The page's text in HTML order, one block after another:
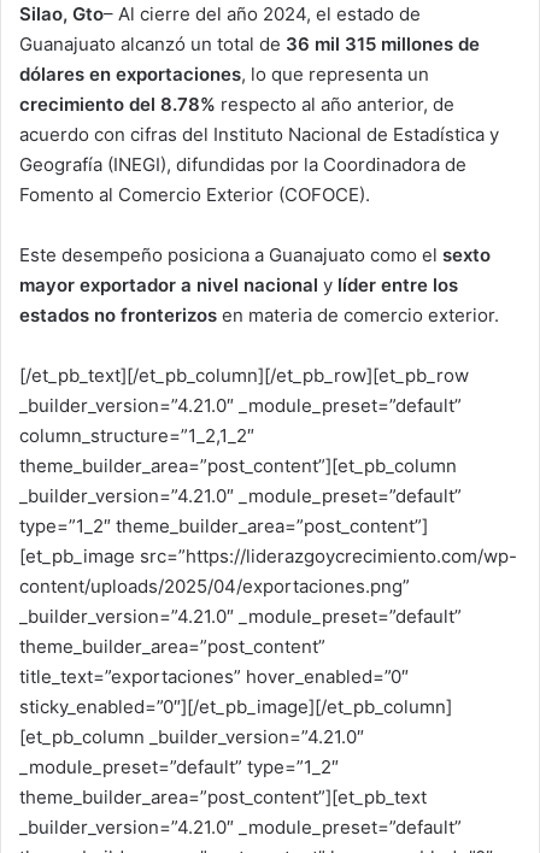
Silao, Gto– Al cierre del año 2024, el estado de
Guanajuato alcanzó un total de 36 mil 315 millones de
dólares en exportaciones, lo que representa un
crecimiento del 8.78% respecto al año anterior, de
acuerdo con cifras del Instituto Nacional de Estadística y
Geografía (INEGI), difundidas por la Coordinadora de
Fomento al Comercio Exterior (COFOCE).
Este desempeño posiciona a Guanajuato como el sexto
mayor exportador a nivel nacional y líder entre los
estados no fronterizos en materia de comercio exterior.
[/et_pb_text][/et_pb_column][/et_pb_row][et_pb_row
_builder_version=”4.21.0″ _module_preset=”default”
column_structure=”1_2,1_2″
theme_builder_area=”post_content”][et_pb_column
_builder_version=”4.21.0″ _module_preset=”default”
type=”1_2″ theme_builder_area=”post_content”]
[et_pb_image src=”https://liderazgoycrecimiento.com/wp-
content/uploads/2025/04/exportaciones.png”
_builder_version=”4.21.0″ _module_preset=”default”
theme_builder_area=”post_content”
title_text=”exportaciones” hover_enabled=”0″
sticky_enabled=”0″][/et_pb_image][/et_pb_column]
[et_pb_column _builder_version=”4.21.0″
_module_preset=”default” type=”1_2″
theme_builder_area=”post_content”][et_pb_text
_builder_version=”4.21.0″ _module_preset=”default”